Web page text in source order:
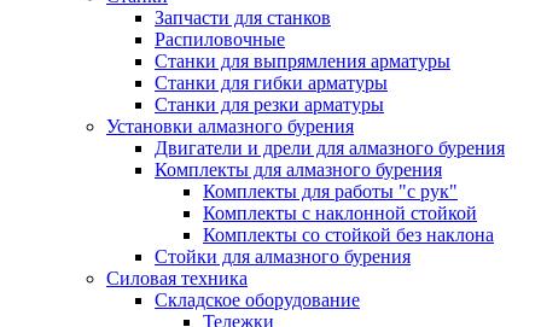
Запчасти для станков
Распиловочные
Станки для выпрямления арматуры
Станки для гибки арматуры
Станки для резки арматуры
Установки алмазного бурения
Двигатели и дрели для алмазного бурения
Комплекты для алмазного бурения
Комплекты для работы "с рук"
Комплекты с наклонной стойкой
Комплекты со стойкой без наклона
Стойки для алмазного бурения
Силовая техника
Складское оборудование
Тележки